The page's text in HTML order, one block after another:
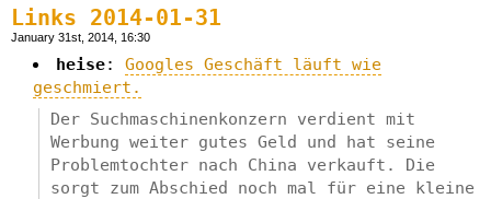
Links 2014-01-31
January 31st, 2014, 16:30
heise: Googles Geschäft läuft wie
geschmiert.
Der Suchmaschinenkonzern verdient mit
Werbung weiter gutes Geld und hat seine
Problemtochter nach China verkauft. Die
sorgt zum Abschied noch mal für eine kleine